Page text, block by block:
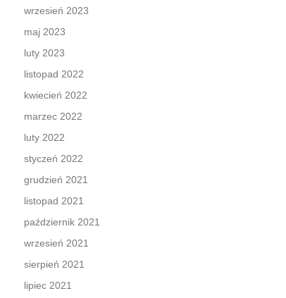
wrzesień 2023
maj 2023
luty 2023
listopad 2022
kwiecień 2022
marzec 2022
luty 2022
styczeń 2022
grudzień 2021
listopad 2021
październik 2021
wrzesień 2021
sierpień 2021
lipiec 2021